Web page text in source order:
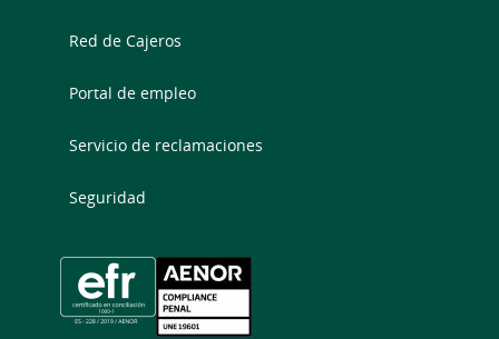
Red de Cajeros
Portal de empleo
Servicio de reclamaciones
Seguridad